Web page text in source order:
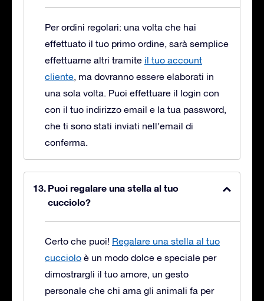
Per ordini regolari: una volta che hai
effettuato il tuo primo ordine, sarà semplice
effettuarne altri tramite il tuo account
cliente, ma dovranno essere elaborati in
una sola volta. Puoi effettuare il login con
con il tuo indirizzo email e la tua password,
che ti sono stati inviati nell’email di
conferma.
Puoi regalare una stella al tuo
cucciolo?
Certo che puoi! Regalare una stella al tuo
cucciolo è un modo dolce e speciale per
dimostrargli il tuo amore, un gesto
personale che chi ama gli animali fa per